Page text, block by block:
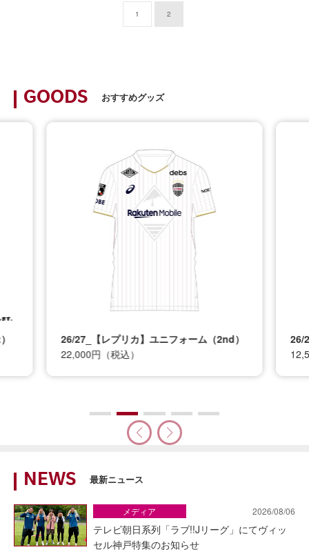
1 2
GOODS おすすめグッズ
26/27_【レプリカ】ユニフォーム（2nd）
22,000円（税込）
26/
NEWS 最新ニュース
2026/08/06
テレビ朝日系列「ラブ!!Jリーグ」にてヴィッ
セル神戸特集のお知らせ
メディア